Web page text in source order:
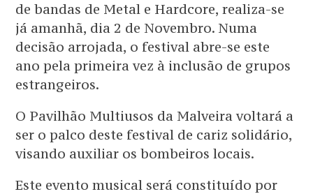
de bandas de Metal e Hardcore, realiza-se
já amanhã, dia 2 de Novembro. Numa
decisão arrojada, o festival abre-se este
ano pela primeira vez à inclusão de grupos
estrangeiros.
O Pavilhão Multiusos da Malveira voltará a
ser o palco deste festival de cariz solidário,
visando auxiliar os bombeiros locais.
Este evento musical será constituído por